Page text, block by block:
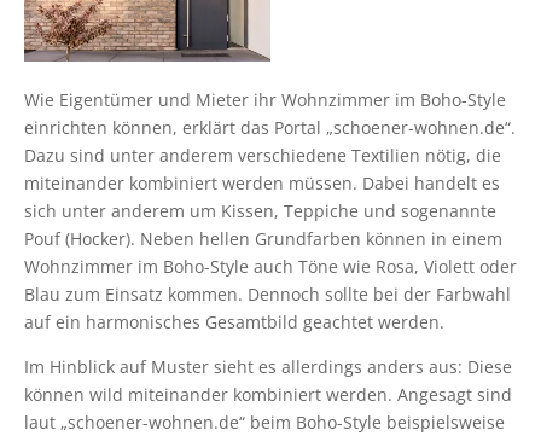
Wie Eigentümer und Mieter ihr Wohnzimmer im Boho-Style
einrichten können, erklärt das Portal „schoener-wohnen.de“.
Dazu sind unter anderem verschiedene Textilien nötig, die
miteinander kombiniert werden müssen. Dabei handelt es
sich unter anderem um Kissen, Teppiche und sogenannte
Pouf (Hocker). Neben hellen Grundfarben können in einem
Wohnzimmer im Boho-Style auch Töne wie Rosa, Violett oder
Blau zum Einsatz kommen. Dennoch sollte bei der Farbwahl
auf ein harmonisches Gesamtbild geachtet werden.
Im Hinblick auf Muster sieht es allerdings anders aus: Diese
können wild miteinander kombiniert werden. Angesagt sind
laut „schoener-wohnen.de“ beim Boho-Style beispielsweise